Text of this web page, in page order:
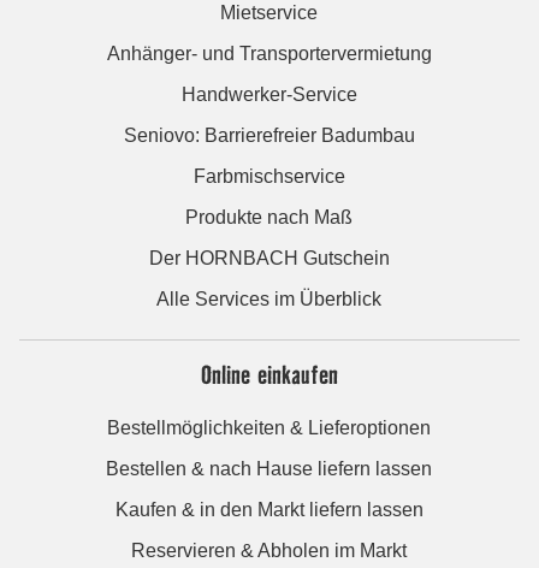
Mietservice
Anhänger- und Transportervermietung
Handwerker-Service
Seniovo: Barrierefreier Badumbau
Farbmischservice
Produkte nach Maß
Der HORNBACH Gutschein
Alle Services im Überblick
Online einkaufen
Bestellmöglichkeiten & Lieferoptionen
Bestellen & nach Hause liefern lassen
Kaufen & in den Markt liefern lassen
Reservieren & Abholen im Markt